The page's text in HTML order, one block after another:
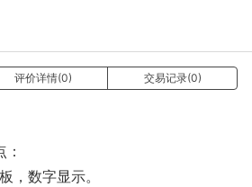
评价详情(0) 交易记录(0)
，数字显示。